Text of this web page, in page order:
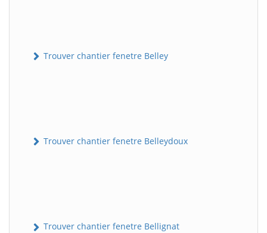
Trouver chantier fenetre Belley
Trouver chantier fenetre Belleydoux
Trouver chantier fenetre Bellignat